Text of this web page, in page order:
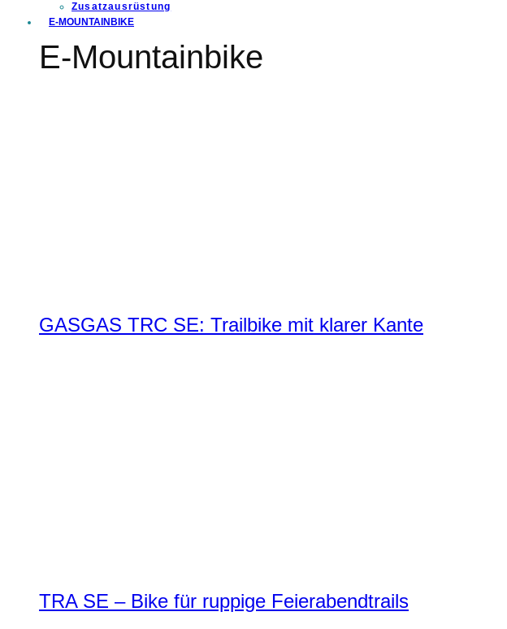
Zusatzausrüstung
E-MOUNTAINBIKE
E-Mountainbike
GASGAS TRC SE: Trailbike mit klarer Kante
TRA SE – Bike für ruppige Feierabendtrails